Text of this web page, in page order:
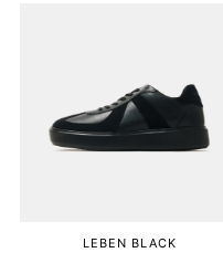
LEBEN BLACK